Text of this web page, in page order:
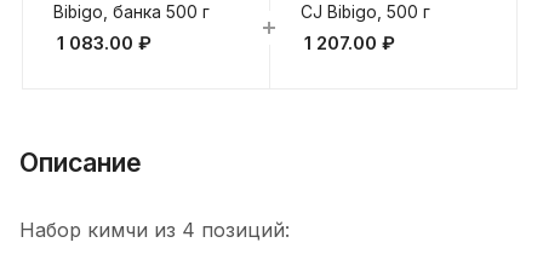
Bibigo, банка 500 г
1 083.00 ₽
CJ Bibigo, 500 г
1 207.00 ₽
Описание
Набор кимчи из 4 позиций: